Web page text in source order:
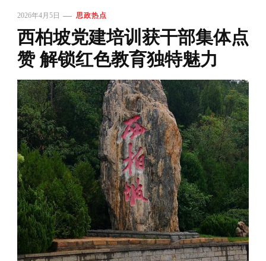
2026年4月5日 思政热点
西柏坡党建培训获干部集体点
赞 解锁红色教育独特魅力